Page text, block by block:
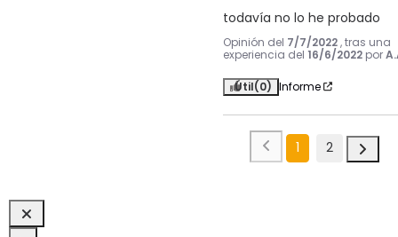
todavía no lo he probado
Opinión del 7/7/2022 , tras una
experiencia del 16/6/2022 por
Útil(0) Informe
1 2